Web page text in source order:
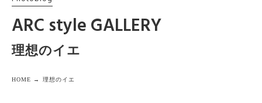
ARC style GALLERY
理想のイエ
HOME → 理想のイエ